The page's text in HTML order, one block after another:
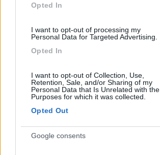
Opted In
I want to opt-out of processing my
Personal Data for Targeted Advertising.
Opted In
I want to opt-out of Collection, Use,
Retention, Sale, and/or Sharing of my
Personal Data that Is Unrelated with the
Purposes for which it was collected.
Opted Out
Google consents
Area di sosta (AA)